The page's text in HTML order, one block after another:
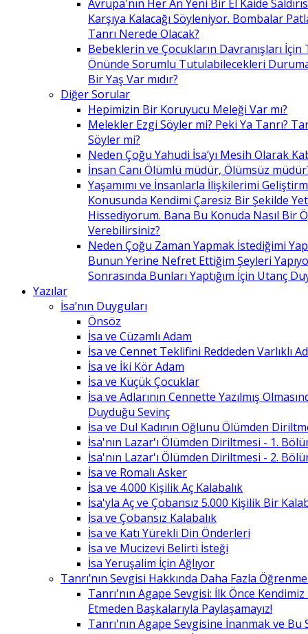
Avrupa'nın Her An Yeni Bir El Kaide
Karşıya Kalacağı Söyleniyor. Bombalar
Tanrı Nerede Olacak?
Bebeklerin ve Çocukların Davranışları İçin
Önünde Sorumlu Tutulabilecekleri
Bir Yaş Var mıdır?
Diğer Sorular
Hepimizin Bir Koruyucu Meleği Var mı?
Melekler Ezgi Söyler mi? Peki Ya Tanrı?
Söyler mi?
Neden Çoğu Yahudi İsa’yı Mesih Olarak
İnsan Canı Ölümlü müdür, Ölümsüz
Yaşamımı ve İnsanlarla İlişkilerimi
Konusunda Kendimi Çaresiz Bir Şekilde
Hissediyorum. Bana Bu Konuda Nasıl Bir
Verebilirsiniz?
Neden Çoğu Zaman Yapmak İstediğimi
Bunun Yerine Nefret Ettiğim Şeyleri
Sonrasında Bunları Yaptığım İçin Utanç
Yazılar
İsa’nın Duyguları
Önsöz
İsa ve Cüzamlı Adam
İsa ve Cennet Teklifini Reddeden Varlıklı
İsa ve İki Kör Adam
İsa ve Küçük Çocuklar
İsa ve Adlarının Cennette Yazılmış
Duyduğu Sevinç
İsa ve Dul Kadının Oğlunu Ölümden
İsa'nın Lazar'ı Ölümden Diriltmesi - 1.
İsa'nın Lazar'ı Ölümden Diriltmesi - 2.
İsa ve Romalı Asker
İsa ve 4.000 Kişilik Aç Kalabalık
İsa'yla Aç ve Çobansız 5.000 Kişilik Bir
İsa ve Çobansız Kalabalık
İsa ve Katı Yürekli Din Önderleri
İsa ve Mucizevi Belirti İsteği
İsa Yeruşalim İçin Ağlıyor
Tanrı’nın Sevgisi Hakkında Daha Fazla
Tanrı'nın Agape Sevgisi: İlk Önce
Etmeden Başkalarıyla Paylaşamayız!
Tanrı'nın Agape Sevgisine İnanmak ve Bu